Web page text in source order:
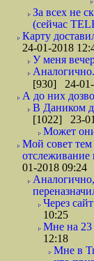
За всех не
(сейчас
Карту
24-01-2018
У меня
[930] 24-01-
А до них
В Даником
[1022] 23-
Может
Мой совет тем
01-2018 09:24
Через
10:25
Мне на 23
12:18
Мне в